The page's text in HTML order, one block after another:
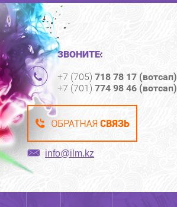
ЗВОНИТЕ:
+7 (705) 718 78 17 (вотсап)
+7 (701) 774 98 46 (вотсап)
info@ilm.kz